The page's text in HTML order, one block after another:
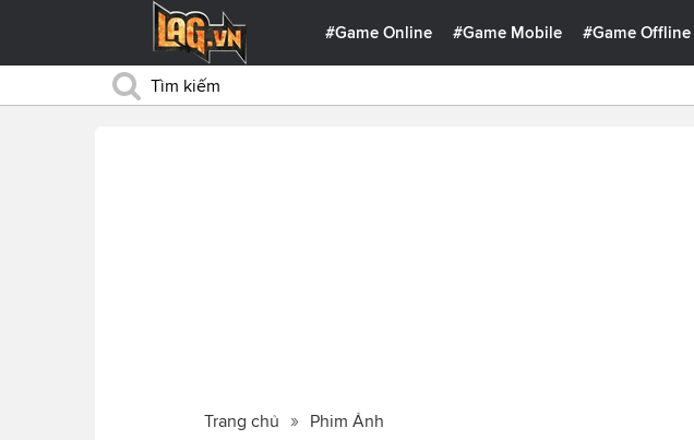
#Game Online #Game Mobile #Game Offline
Trang chủ Phim Ảnh